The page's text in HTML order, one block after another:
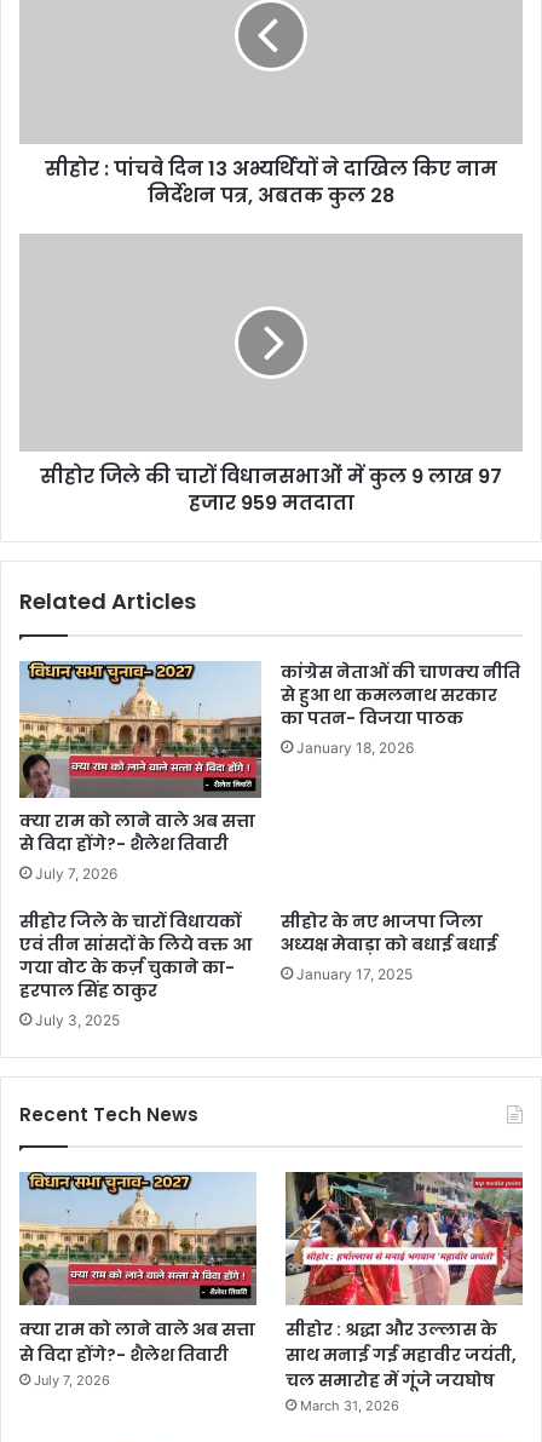
सीहोर : पांचवे दिन 13 अभ्यर्थियों ने दाखिल किए नाम
निर्देशन पत्र, अबतक कुल 28
सीहोर जिले की चारों विधानसभाओं में कुल 9 लाख 97
हजार 959 मतदाता
Related Articles
क्या राम को लाने वाले अब सत्ता
से विदा होंगे?- शैलेश तिवारी
July 7, 2026
कांग्रेस नेताओं की चाणक्य नीति
से हुआ था कमलनाथ सरकार
का पतन- विजया पाठक
January 18, 2026
सीहोर जिले के चारों विधायकों
एवं तीन सांसदों के लिये वक्त आ
गया वोट के कर्ज़ चुकाने का-
हरपाल सिंह ठाकुर
July 3, 2025
सीहोर के नए भाजपा जिला
अध्यक्ष मेवाड़ा को बधाई बधाई
January 17, 2025
Recent Tech News
क्या राम को लाने वाले अब सत्ता
से विदा होंगे?- शैलेश तिवारी
July 7, 2026
सीहोर : श्रद्धा और उल्लास के
साथ मनाई गई महावीर जयंती,
चल समारोह में गूंजे जयघोष
March 31, 2026